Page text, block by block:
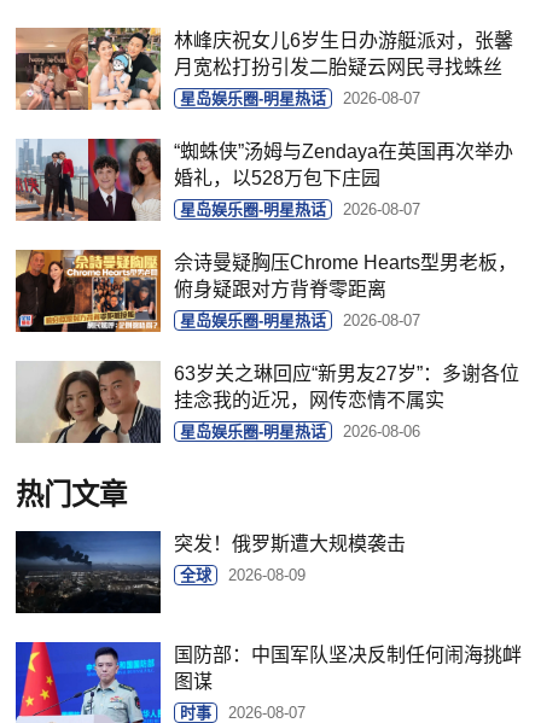
林峰庆祝女儿6岁生日办游艇派对，张馨
月宽松打扮引发二胎疑云网民寻找蛛丝
星岛娱乐圈-明星热话 2026-08-07
“蜘蛛侠”汤姆与Zendaya在英国再次举办
婚礼，以528万包下庄园
星岛娱乐圈-明星热话 2026-08-07
佘诗曼疑胸压Chrome Hearts型男老板，
俯身疑跟对方背脊零距离
星岛娱乐圈-明星热话 2026-08-07
63岁关之琳回应“新男友27岁”：多谢各位
挂念我的近况，网传恋情不属实
星岛娱乐圈-明星热话 2026-08-06
热门文章
突发！俄罗斯遭大规模袭击
全球 2026-08-09
国防部：中国军队坚决反制任何闹海挑衅
图谋
时事 2026-08-07